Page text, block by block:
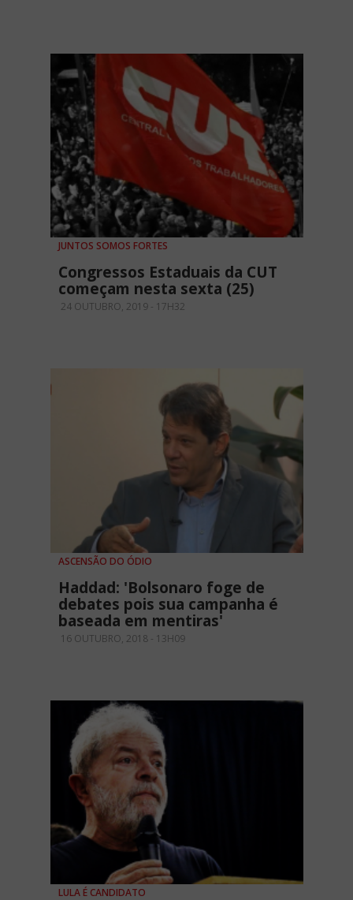
JUNTOS SOMOS FORTES
Congressos Estaduais da CUT
começam nesta sexta (25)
24 OUTUBRO, 2019 - 17H32
ASCENSÃO DO ÓDIO
Haddad: 'Bolsonaro foge de
debates pois sua campanha é
baseada em mentiras'
16 OUTUBRO, 2018 - 13H09
LULA É CANDIDATO